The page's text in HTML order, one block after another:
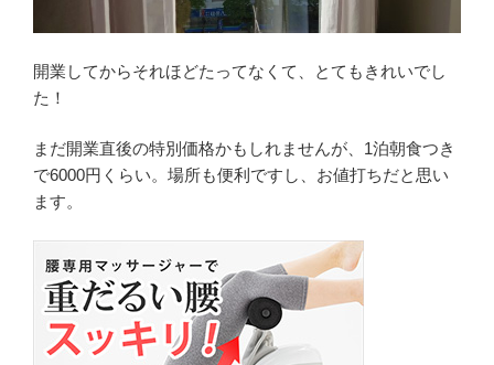
開業してからそれほどたってなくて、とてもきれいでし
た！
まだ開業直後の特別価格かもしれませんが、1泊朝食つき
で6000円くらい。場所も便利ですし、お値打ちだと思い
ます。